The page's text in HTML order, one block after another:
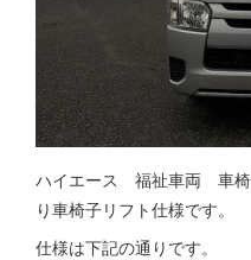
ハイエース 福祉車両 車椅
り車椅子リフト仕様です。
仕様は下記の通りです。